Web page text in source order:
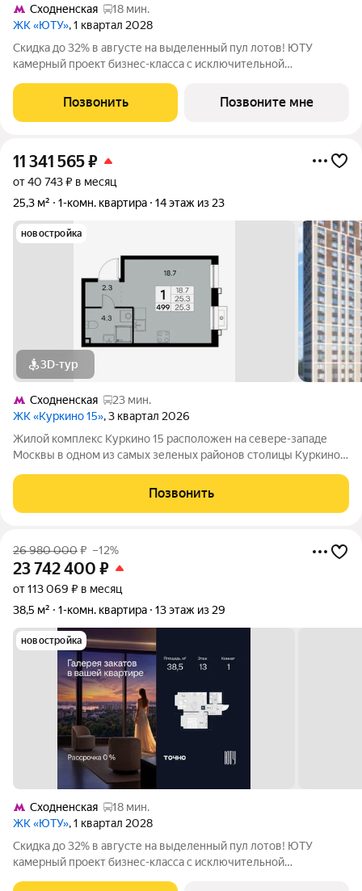
Сходненская
18 мин.
ЖК «ЮТУ», 1 квартал 2028
Скидка до 32% в августе на выделенный пул лотов! ЮТУ
камерный проект бизнес-класса с исключительной
благоустроенной набережной канала имени Москвы. Проект
создает идеальный баланс жизни в
Позвонить Позвоните мне
11 341 565₽
от 40 743 ₽ в месяц
25,3 м²
1-комн. квартира 14 этаж из 23
новостройка
3D-тур
Сходненская
23 мин.
ЖК «Куркино 15», 3 квартал 2026
Жилой комплекс Куркино 15 расположен на севере-западе
Москвы в одном из самых зеленых районов столицы Куркино.
которых открывается вдохновляющий вид на лесопарк и
мегаполис. Комплекс состоит
Позвонить
26 980 000₽ –12%
23 742 400 ₽
от 113 069 ₽ в месяц
38,5 м²
1-комн. квартира 13 этаж из 29
новостройка
Сходненская
18 мин.
ЖК «ЮТУ», 1 квартал 2028
Скидка до 32% в августе на выделенный пул лотов! ЮТУ
камерный проект бизнес-класса с исключительной